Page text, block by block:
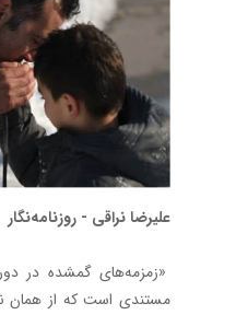
علیرضا نراقی - روزنامه‌نگار
«زمزمه‌های گمشده در
مستندی است که از همان